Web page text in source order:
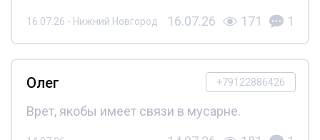
16.07.26 - Нижний Новгород 16.07.26 171 1
+79122886426
Олег
Врет, якобы имеет связи в мусарне.